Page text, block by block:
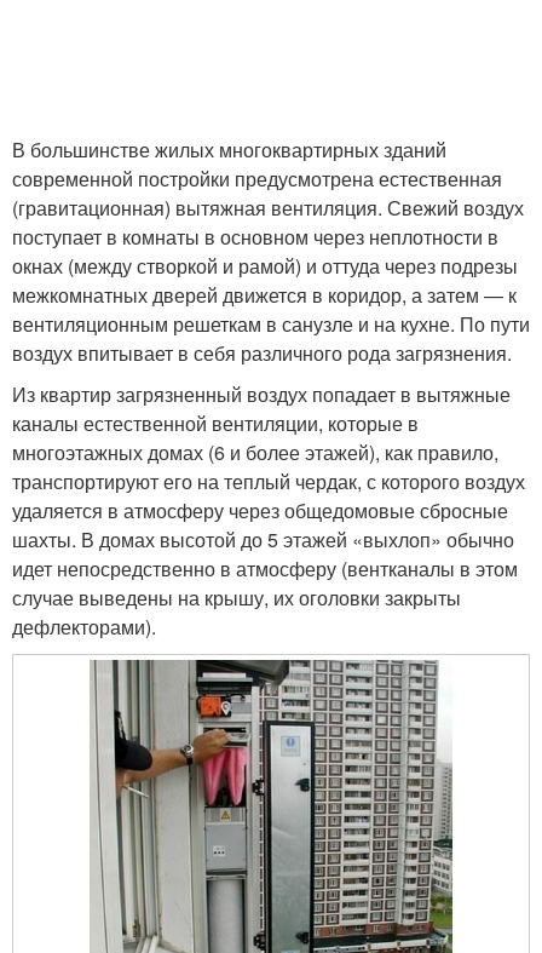
В большинстве жилых многоквартирных зданий
современной постройки предусмотрена естественная
(гравитационная) вытяжная вентиляция. Свежий воздух
поступает в комнаты в основном через неплотности в
окнах (между створкой и рамой) и оттуда через подрезы
межкомнатных дверей движется в коридор, а затем — к
вентиляционным решеткам в санузле и на кухне. По пути
воздух впитывает в себя различного рода загрязнения.
Из квартир загрязненный воздух попадает в вытяжные
каналы естественной вентиляции, которые в
многоэтажных домах (6 и более этажей), как правило,
транспортируют его на теплый чердак, с которого воздух
удаляется в атмосферу через общедомовые сбросные
шахты. В домах высотой до 5 этажей «выхлоп» обычно
идет непосредственно в атмосферу (вентканалы в этом
случае выведены на крышу, их оголовки закрыты
дефлекторами).